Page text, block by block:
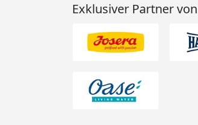
Exklusiver Partner von